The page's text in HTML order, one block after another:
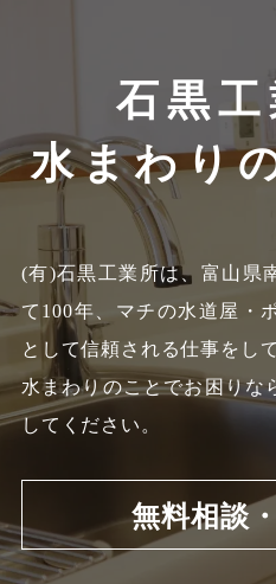
石黒
水まわり
(有)石黒工業所は、富山県
て100年、 マチの水道屋・
として信頼される仕事をし
水まわりのことでお困りな
してください。
無料相談